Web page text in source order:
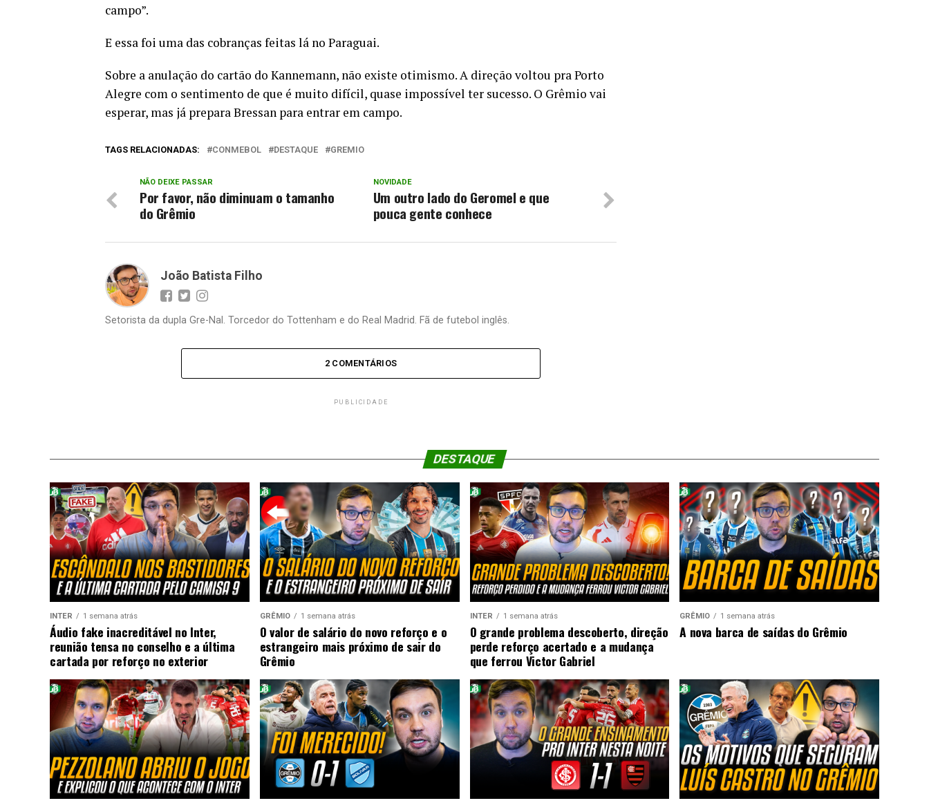
campo”.
E essa foi uma das cobranças feitas lá no Paraguai.
Sobre a anulação do cartão do Kannemann, não existe otimismo. A direção voltou pra Porto
Alegre com o sentimento de que é muito difícil, quase impossível ter sucesso. O Grêmio vai
esperar, mas já prepara Bressan para entrar em campo.
TAGS RELACIONADAS: CONMEBOL DESTAQUE GREMIO
NOVIDADE
Um outro lado do Geromel e que
pouca gente conhece
NÃO DEIXE PASSAR
Por favor, não diminuam o tamanho
do Grêmio
João Batista Filho
Setorista da dupla Gre-Nal. Torcedor do Tottenham e do Real Madrid. Fã de futebol inglês.
2 COMENTÁRIOS
PUBLICIDADE
DESTAQUE
INTER 1 semana atrás
Áudio fake inacreditável no Inter,
reunião tensa no conselho e a última
cartada por reforço no exterior
GRÊMIO 1 semana atrás
O valor de salário do novo reforço e o
estrangeiro mais próximo de sair do
Grêmio
INTER 1 semana atrás
O grande problema descoberto, direção
perde reforço acertado e a mudança
que ferrou Victor Gabriel
GRÊMIO 1 semana atrás
A nova barca de saídas do Grêmio